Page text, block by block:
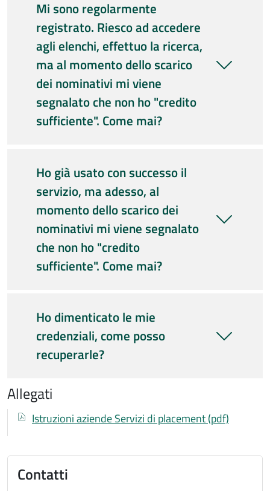
Mi sono regolarmente
registrato. Riesco ad accedere
agli elenchi, effettuo la ricerca,
ma al momento dello scarico
dei nominativi mi viene
segnalato che non ho "credito
sufficiente". Come mai?
Ho già usato con successo il
servizio, ma adesso, al
momento dello scarico dei
nominativi mi viene segnalato
che non ho "credito
sufficiente". Come mai?
Ho dimenticato le mie
credenziali, come posso
recuperarle?
Allegati
Documenti
Documento
Istruzioni aziende Servizi di placement (pdf)
Contatti